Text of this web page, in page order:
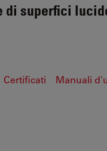
di superfici
Certificati Manuali